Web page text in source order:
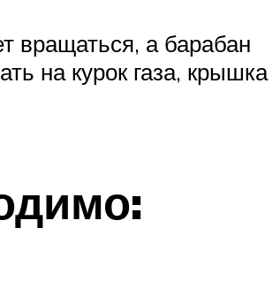
вращаться, а барабан
на курок газа, крышка